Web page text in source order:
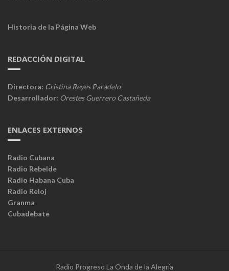
Historia de la Página Web
REDACCIÓN DIGITAL
Directora: Cristina Reyes Paradelo
Desarrollador: Orestes Guerrero Castañeda
ENLACES EXTERNOS
Radio Cubana
Radio Rebelde
Radio Habana Cuba
Radio Reloj
Granma
Cubadebate
Radio Progreso La Onda de la Alegría